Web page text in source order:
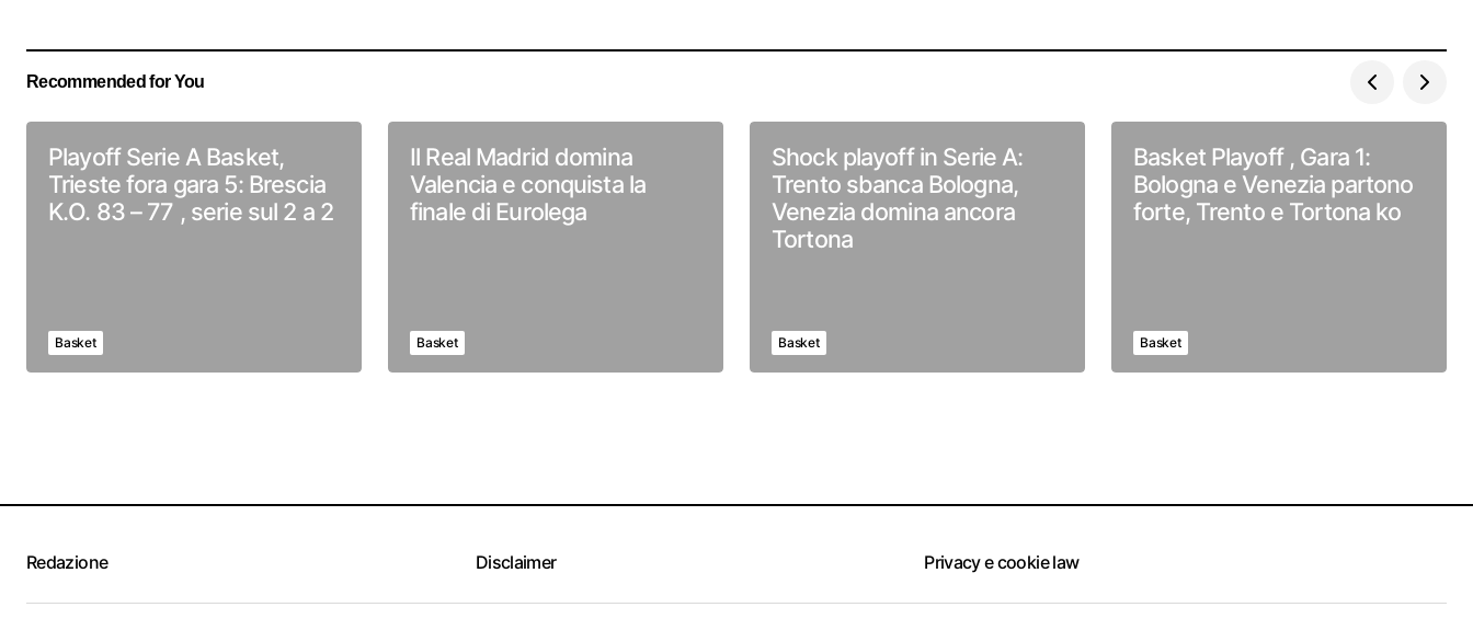
Recommended for You
Playoff Serie A Basket,
Trieste fora gara 5: Brescia
K.O. 83 – 77 , serie sul 2 a 2
Basket
Il Real Madrid domina
Valencia e conquista la
finale di Eurolega
Basket
Shock playoff in Serie A:
Trento sbanca Bologna,
Venezia domina ancora
Tortona
Basket
Basket Playoff , Gara 1:
Bologna e Venezia partono
forte, Trento e Tortona ko
Basket
Redazione Disclaimer Privacy e cookie law